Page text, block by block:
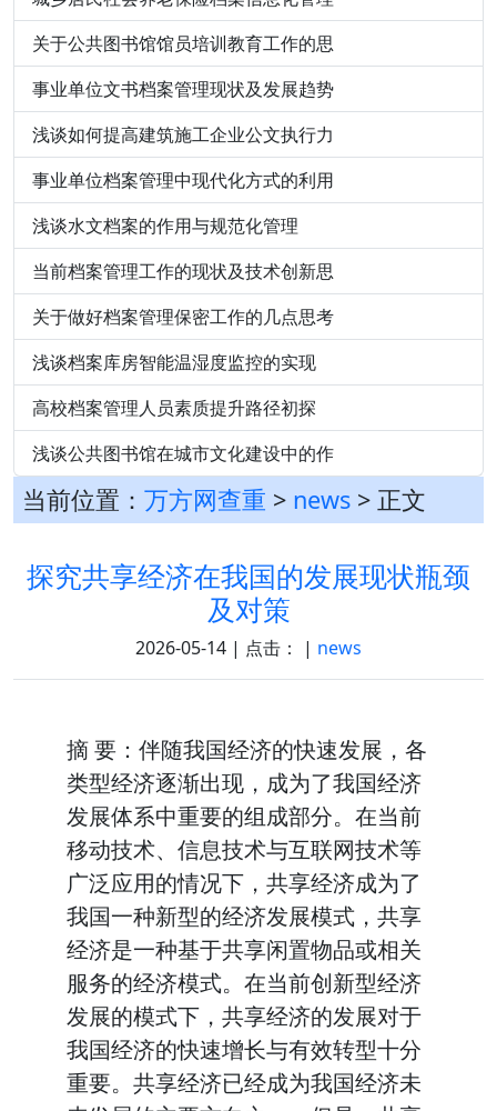
关于公共图书馆馆员培训教育工作的思
事业单位文书档案管理现状及发展趋势
浅谈如何提高建筑施工企业公文执行力
事业单位档案管理中现代化方式的利用
浅谈水文档案的作用与规范化管理
当前档案管理工作的现状及技术创新思
关于做好档案管理保密工作的几点思考
浅谈档案库房智能温湿度监控的实现
高校档案管理人员素质提升路径初探
浅谈公共图书馆在城市文化建设中的作
当前位置： 万方网查重 > news > 正文
探究共享经济在我国的发展现状瓶颈
及对策
2026-05-14 | 点击： | news
摘 要：伴随我国经济的快速发展，各
类型经济逐渐出现，成为了我国经济
发展体系中重要的组成部分。在当前
移动技术、信息技术与互联网技术等
广泛应用的情况下，共享经济成为了
我国一种新型的经济发展模式，共享
经济是一种基于共享闲置物品或相关
服务的经济模式。在当前创新型经济
发展的模式下，共享经济的发展对于
我国经济的快速增长与有效转型十分
重要。共享经济已经成为我国经济未